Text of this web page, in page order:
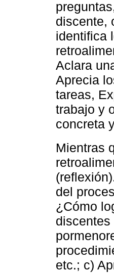
discente,
identifica
Aclara
Aprecia
tareas,
trabajo y
concreta
Mientras
del
¿Cómo
etc.; c)